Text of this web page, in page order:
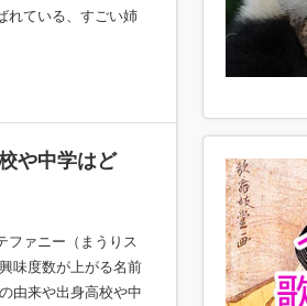
れている、すごい姉
や中学はど
ファニー（まうりス
味度数が上がる名前
由来や出身高校や中